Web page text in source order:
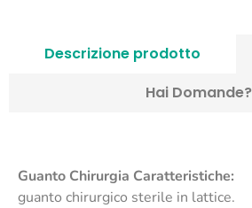
Descrizione prodotto
Hai Domande?
Guanto Chirurgia Caratteristiche:
guanto chirurgico sterile in lattice.